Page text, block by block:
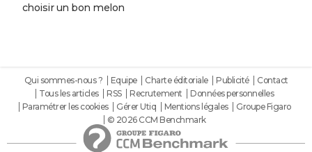
choisir un bon melon
Qui sommes-nous ? Equipe Charte éditoriale Publicité
Contact
Tous les articles
RSS Recrutement
Données personnelles
Paramétrer les cookies
Gérer Utiq Mentions légales
Groupe Figaro
© 2026 CCM Benchmark